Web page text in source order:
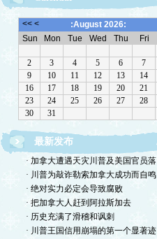
最新发布
· 加拿大遭遇天灾川普及美国官员落
· 川普为敲诈勒索加拿大成功而自鸣
· 绝对实力必定会导致腐败
· 把加拿大人赶到阿拉斯加去
· 历史充满了滑稽和讽刺
· 川普王国信用崩塌的第一个显著迹